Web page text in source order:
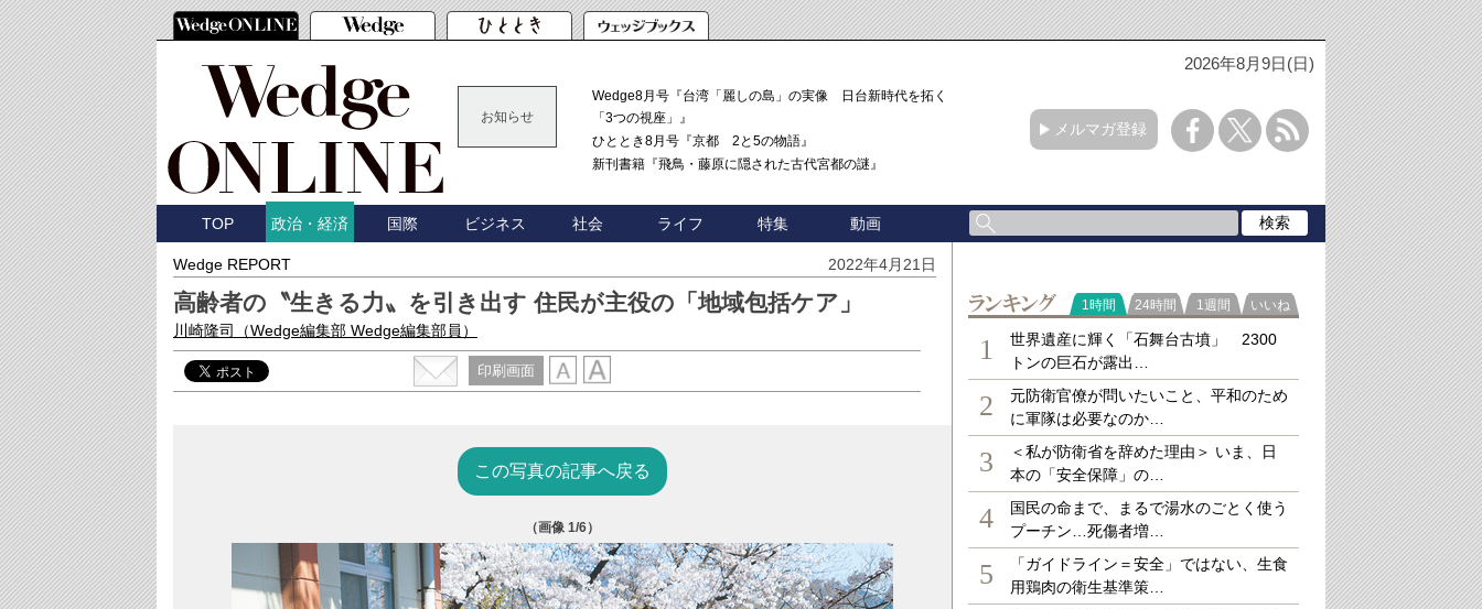
2026年8月9日(日)
お知らせ
Wedge8月号『台湾「麗しの島」の実像 日台新時代を拓く
「3つの視座」』
ひととき8月号『京都 2と5の物語』
新刊書籍『飛鳥・藤原に隠された古代宮都の謎』
メルマガ登録
TOP 政治・経済 国際 ビジネス 社会 ライフ 特集 動画
Wedge REPORT 2022年4月21日
高齢者の〝生きる力〟を引き出す 住民が主役の「地域包括ケア」
川崎隆司 （Wedge編集部 Wedge編集部員）
印刷画面
この写真の記事へ戻る
（画像1/6）
（出所）淞北台「いきいきライフを推進する会」資料 写真を拡大
ラ
1時間 24時間 1週間 いいね
1
世界遺産に輝く「石舞台古墳」 2300
トンの巨石が露出…
2
元防衛官僚が問いたいこと、平和のため
に軍隊は必要なのか…
3
＜私が防衛省を辞めた理由＞ いま、日
本の「安全保障」の…
4
国民の命まで、まるで湯水のごとく使う
プーチン…死傷者増…
5
「ガイドライン＝安全」ではない、生食
用鶏肉の衛生基準策…